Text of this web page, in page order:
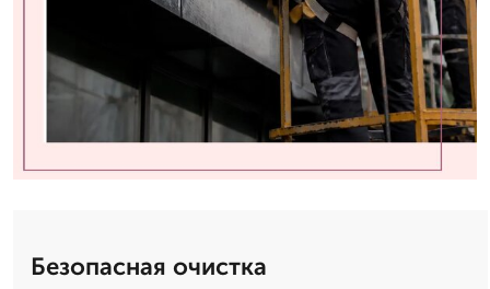
Безопасная очистка